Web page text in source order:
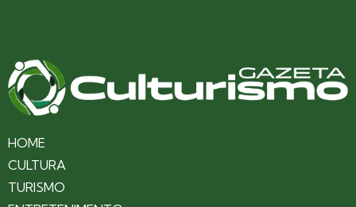
HOME
CULTURA
TURISMO